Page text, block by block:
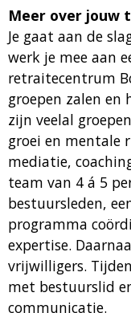
Meer over jouw
Je gaat aan de
werk je mee aan
retraitecentrum
groepen zalen en
zijn veelal
groei en mentale
mediatie,
team van 4 á 5
bestuursleden,
programma
expertise.
vrijwilligers.
met bestuurslid
communicatie.